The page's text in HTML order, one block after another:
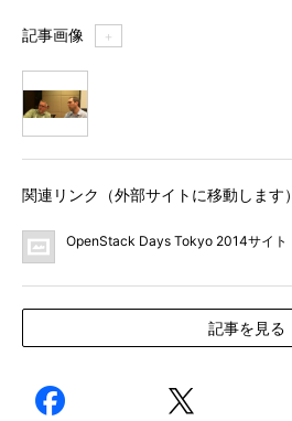
記事画像 ＋
関連リンク（外部サイトに移動します）
OpenStack Days Tokyo 2014サイト
記事を見る